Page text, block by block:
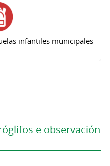
infantiles municipales
e observación